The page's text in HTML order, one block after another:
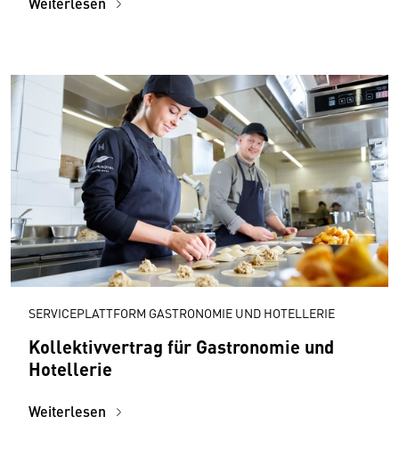
SERVICEPLATTFORM GASTRONOMIE UND HOTELLERIE
Kollektivvertrag für Gastronomie und
Hotellerie
Weiterlesen